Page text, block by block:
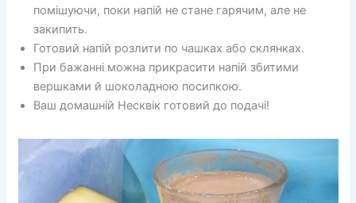
помішуючи, поки напій не стане гарячим, але не
закипить.
Готовий напій розлити по чашках або склянках.
При бажанні можна прикрасити напій збитими
вершками й шоколадною посипкою.
Ваш домашній Несквік готовий до подачі!